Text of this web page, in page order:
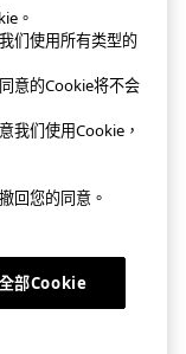
。
们使用所有类型的
意的Cookie将不会
我们使用Cookie，
回您的同意。
部Cookie